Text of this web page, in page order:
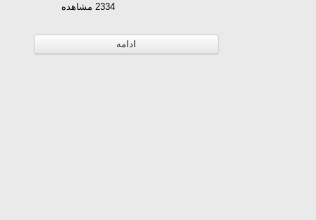
2334 مشاهده
ادامه